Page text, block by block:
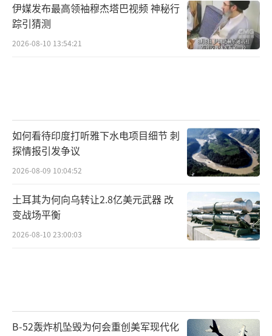
伊媒发布最高领袖穆杰塔巴视频 神秘行
踪引猜测
2026-08-10 13:54:21
如何看待印度打听雅下水电项目细节 刺
探情报引发争议
2026-08-09 10:04:52
土耳其为何向乌转让2.8亿美元武器 改
变战场平衡
2026-08-10 23:00:03
B-52轰炸机坠毁为何会重创美军现代化